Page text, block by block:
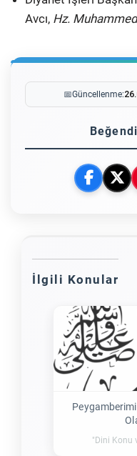
Avcı, Hz.
📅Güncellenme:
İlgili Konular
"Dini Konu